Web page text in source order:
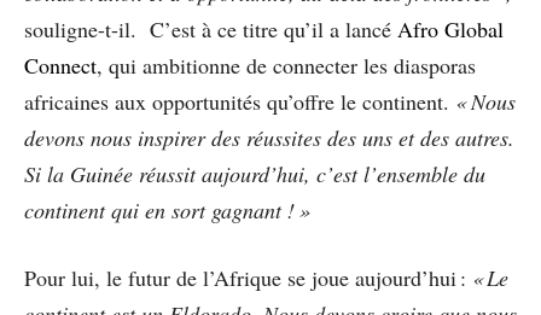
souligne-t-il. C’est à ce titre qu’il a lancé Afro Global
Connect, qui ambitionne de connecter les diasporas
africaines aux opportunités qu’offre le continent. « Nous
devons nous inspirer des réussites des uns et des autres.
Si la Guinée réussit aujourd’hui, c’est l’ensemble du
continent qui en sort gagnant ! »
Pour lui, le futur de l’Afrique se joue aujourd’hui : « Le